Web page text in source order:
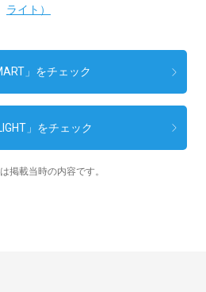
ライト）
」をチェック
」をチェック
掲載当時の内容です。